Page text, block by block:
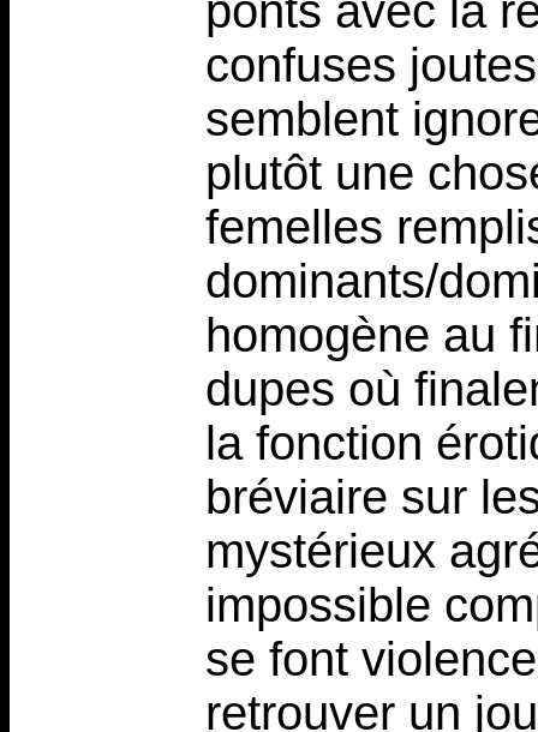
ponts avec la
confuses
semblent
plutôt une
femelles
dominants/
homogène au
dupes où
la fonction
bréviaire sur
mystérieux
impossible
se font
retrouver un